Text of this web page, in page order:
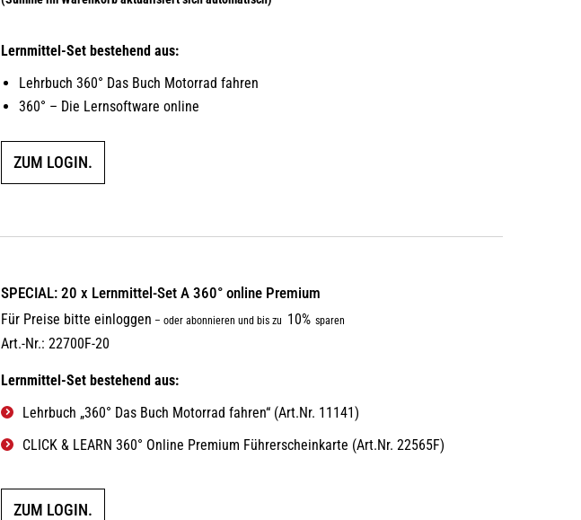
Lernmittel-Set bestehend aus:
Lehrbuch 360° Das Buch Motorrad fahren
360° – Die Lernsoftware online
ZUM LOGIN.
SPECIAL: 20 x Lernmittel-Set A 360° online Premium
Für Preise bitte einloggen – oder abonnieren und bis zu 10% sparen
Art.-Nr.: 22700F-20
Lernmittel-Set bestehend aus:
Lehrbuch „360° Das Buch Motorrad fahren“ (Art.Nr. 11141)
CLICK & LEARN 360° Online Premium Führerscheinkarte (Art.Nr. 22565F)
ZUM LOGIN.